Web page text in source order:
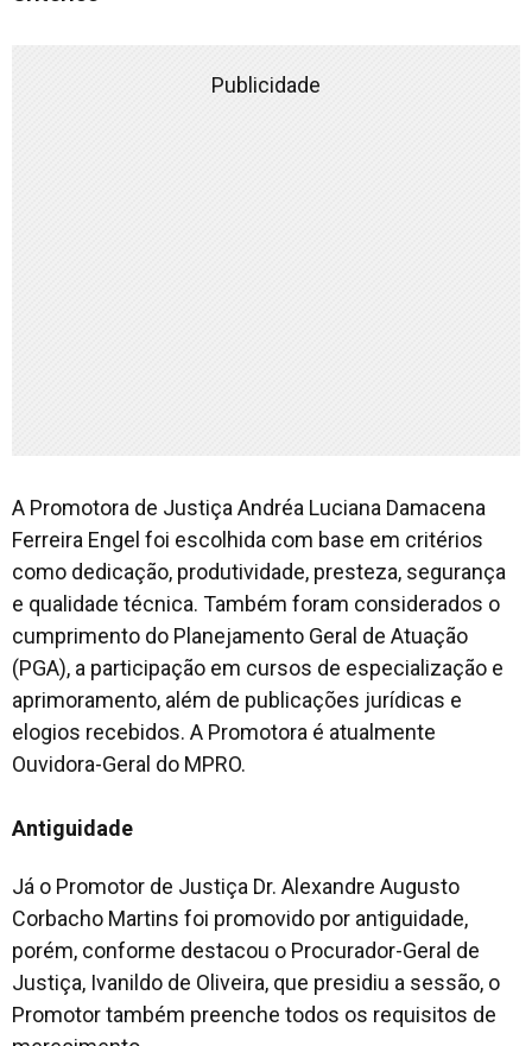
Publicidade
A Promotora de Justiça Andréa Luciana Damacena
Ferreira Engel foi escolhida com base em critérios
como dedicação, produtividade, presteza, segurança
e qualidade técnica. Também foram considerados o
cumprimento do Planejamento Geral de Atuação
(PGA), a participação em cursos de especialização e
aprimoramento, além de publicações jurídicas e
elogios recebidos. A Promotora é atualmente
Ouvidora-Geral do MPRO.
Antiguidade
Já o Promotor de Justiça Dr. Alexandre Augusto
Corbacho Martins foi promovido por antiguidade,
porém, conforme destacou o Procurador-Geral de
Justiça, Ivanildo de Oliveira, que presidiu a sessão, o
Promotor também preenche todos os requisitos de